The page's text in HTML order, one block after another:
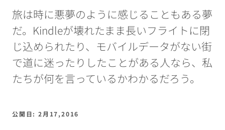
旅は時に悪夢のように感じることもある夢
だ。Kindleが壊れたまま長いフライトに閉
じ込められたり、モバイルデータがない街
で道に迷ったりしたことがある人なら、私
たちが何を言っているかわかるだろう。
公開日: 2月17,2016